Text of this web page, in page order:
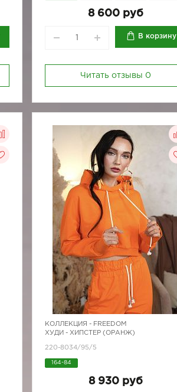
8 600 руб
В корзину
Читать отзывы 0
КОЛЛЕКЦИЯ - FREEDOM
ХУДИ - ХИПСТЕР (ОРАНЖ)
220-8034/95/5
164-84
8 930 руб